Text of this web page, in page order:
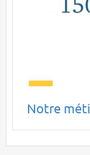
Notre